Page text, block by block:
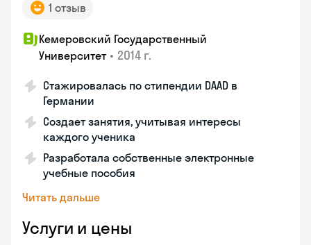
1 отзыв
Кемеровский Государственный
Университет • 2014 г.
Стажировалась по стипендии DAAD в
Германии
Создает занятия, учитывая интересы
каждого ученика
Разработала собственные электронные
учебные пособия
Читать дальше
Услуги и цены